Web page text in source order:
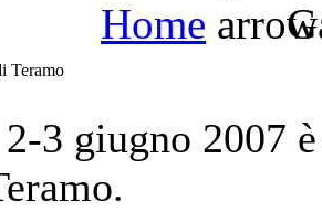
Home
Teramo
3 giugno 2007